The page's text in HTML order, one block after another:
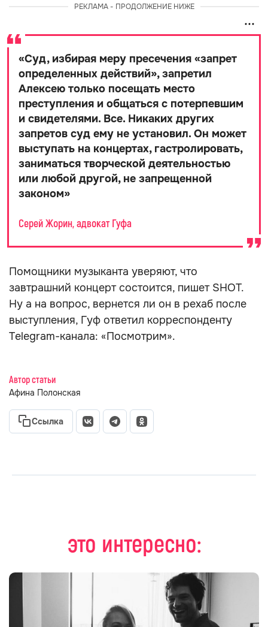
РЕКЛАМА - ПРОДОЛЖЕНИЕ НИЖЕ
«Суд, избирая меру пресечения «запрет
определенных действий», запретил
Алексею только посещать место
преступления и общаться с потерпевшим
и свидетелями. Все. Никаких других
запретов суд ему не установил. Он может
выступать на концертах, гастролировать,
заниматься творческой деятельностью
или любой другой, не запрещенной
законом»
Серей Жорин, адвокат Гуфа
Помощники музыканта уверяют, что
завтрашний концерт состоится, пишет SHOT.
Ну а на вопрос, вернется ли он в рехаб после
выступления, Гуф ответил корреспонденту
Telegram-канала: «Посмотрим».
Автор статьи
Афина Полонская
Ссылка
это интересно: